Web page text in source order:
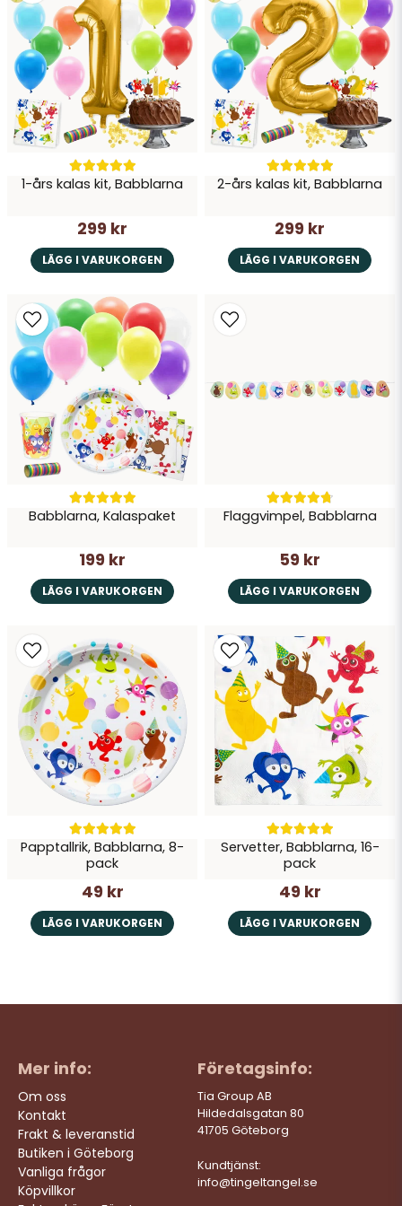
Ja, ni får publicera min fråga
Skicka fråga
1-års kalas kit, Babblarna
299 kr
LÄGG I VARUKORGEN
2-års kalas kit, Babblarna
299 kr
LÄGG I VARUKORGEN
Babblarna, Kalaspaket
199 kr
LÄGG I VARUKORGEN
Flaggvimpel, Babblarna
59 kr
LÄGG I VARUKORGEN
Papptallrik, Babblarna, 8-
pack
49 kr
LÄGG I VARUKORGEN
Servetter, Babblarna, 16-
pack
49 kr
LÄGG I VARUKORGEN
Mer info:
Om oss
Kontakt
Frakt & leveranstid
Butiken i Göteborg
Vanliga frågor
Köpvillkor
Företagsinfo:
Tia Group AB
Hildedalsgatan 80
41705 Göteborg
Kundtjänst:
info@tingeltangel.se